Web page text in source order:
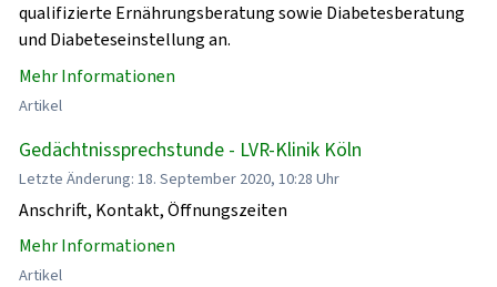
qualifizierte Ernährungsberatung sowie Diabetesberatung
und Diabeteseinstellung an.
Mehr Informationen
Artikel
Gedächtnissprechstunde - LVR-Klinik Köln
Letzte Änderung: 18. September 2020, 10:28 Uhr
Anschrift, Kontakt, Öffnungszeiten
Mehr Informationen
Artikel